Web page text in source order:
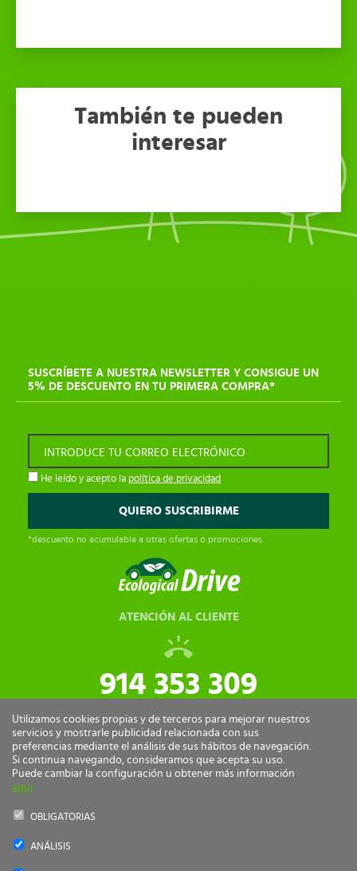
También te pueden
interesar
SUSCRÍBETE A NUESTRA NEWSLETTER Y CONSIGUE UN
5% DE DESCUENTO EN TU PRIMERA COMPRA*
INTRODUCE TU CORREO ELECTRÓNICO
He leído y acepto la política de privacidad
*descuento no acumulable a otras ofertas o promociones.
ATENCIÓN AL CLIENTE
914 353 309
tiendaonline@ecologicaldrive.com
Utilizamos cookies propias y de terceros para mejorar nuestros
servicios y mostrarle publicidad relacionada con sus
preferencias mediante el análisis de sus hábitos de navegación.
Si continua navegando, consideramos que acepta su uso.
Puede cambiar la configuración u obtener más información
aquí
OBLIGATORIAS
ANÁLISIS